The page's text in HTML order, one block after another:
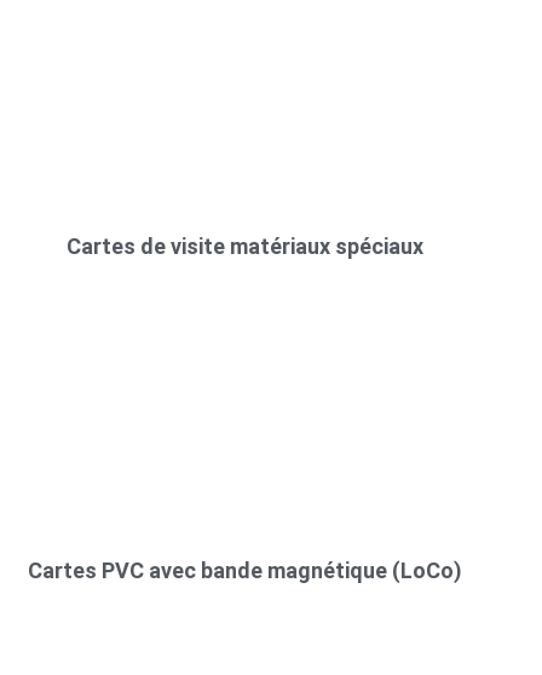
Cartes de visite matériaux spéciaux
Cartes PVC avec bande magnétique (LoCo)